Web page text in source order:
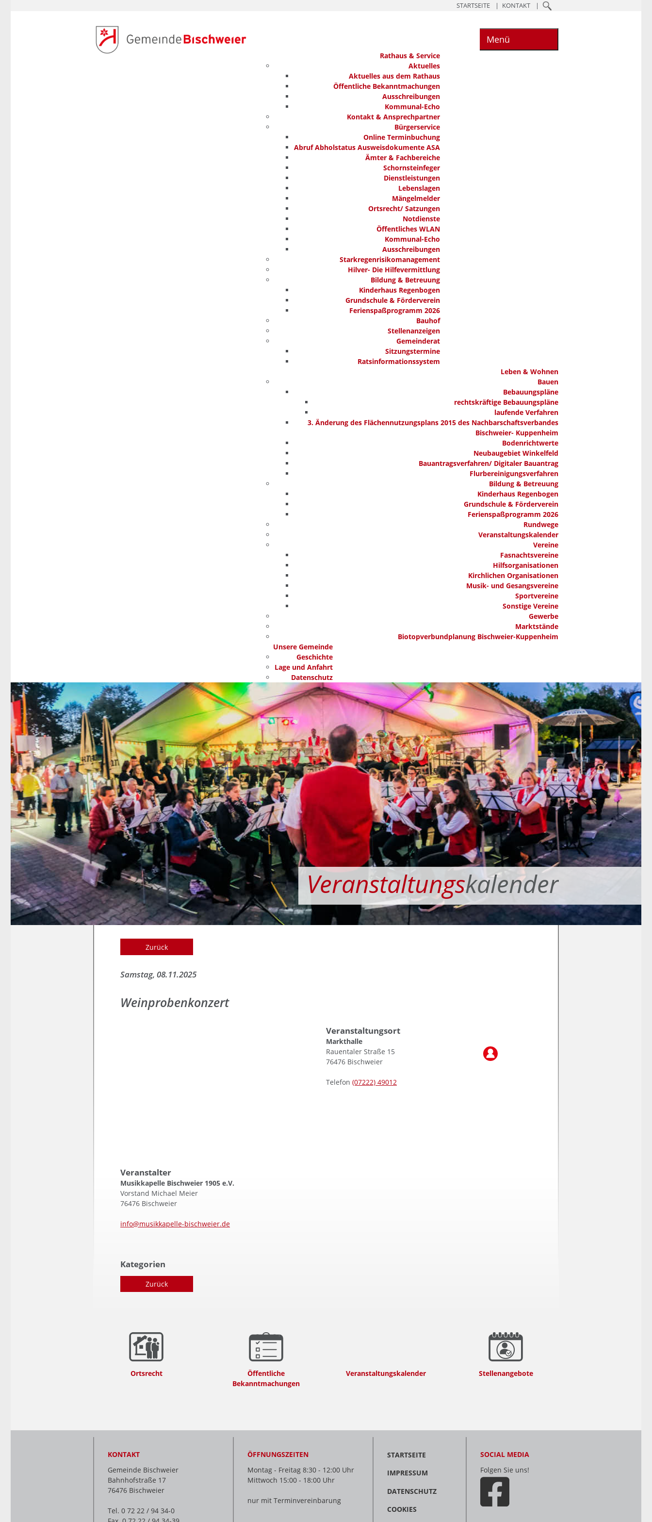
STARTSEITE KONTAKT
Menü
Rathaus & Service
Aktuelles
Aktuelles aus dem Rathaus
Öffentliche Bekanntmachungen
Ausschreibungen
Kommunal-Echo
Kontakt & Ansprechpartner
Bürgerservice
Online Terminbuchung
Abruf Abholstatus Ausweisdokumente ASA
Ämter & Fachbereiche
Schornsteinfeger
Dienstleistungen
Lebenslagen
Mängelmelder
Ortsrecht/ Satzungen
Notdienste
Öffentliches WLAN
Kommunal-Echo
Ausschreibungen
Starkregenrisikomanagement
Hilver- Die Hilfevermittlung
Bildung & Betreuung
Kinderhaus Regenbogen
Grundschule & Förderverein
Ferienspaßprogramm 2026
Bauhof
Stellenanzeigen
Gemeinderat
Sitzungstermine
Ratsinformationssystem
Leben & Wohnen
Bauen
Bebauungspläne
rechtskräftige Bebauungspläne
laufende Verfahren
3. Änderung des Flächennutzungsplans 2015 des Nachbarschaftsverbandes
Bischweier- Kuppenheim
Bodenrichtwerte
Neubaugebiet Winkelfeld
Bauantragsverfahren/ Digitaler Bauantrag
Flurbereinigungsverfahren
Bildung & Betreuung
Kinderhaus Regenbogen
Grundschule & Förderverein
Ferienspaßprogramm 2026
Rundwege
Veranstaltungskalender
Vereine
Fasnachtsvereine
Hilfsorganisationen
Kirchlichen Organisationen
Musik- und Gesangsvereine
Sportvereine
Sonstige Vereine
Gewerbe
Marktstände
Biotopverbundplanung Bischweier-Kuppenheim
Unsere Gemeinde
Geschichte
Lage und Anfahrt
Datenschutz
Veranstaltungskalender
Zurück
Samstag, 08.11.2025
Weinprobenkonzert
Veranstaltungsort
Markthalle
Rauentaler Straße 15
76476 Bischweier
Telefon (07222) 49012
Veranstalter
Musikkapelle Bischweier 1905 e.V.
Vorstand Michael Meier
76476 Bischweier
info@musikkapelle-bischweier.de
Kategorien
Zurück
Ortsrecht
Öffentliche
Bekanntmachungen
Veranstaltungskalender Stellenangebote
KONTAKT
Gemeinde Bischweier
Bahnhofstraße 17
76476 Bischweier
Tel. 0 72 22 / 94 34-0
ÖFFNUNGSZEITEN
Montag - Freitag 8:30 - 12:00 Uhr
Mittwoch 15:00 - 18:00 Uhr
nur mit Terminvereinbarung
STARTSEITE
IMPRESSUM
DATENSCHUTZ
COOKIES
SOCIAL MEDIA
Folgen Sie uns!